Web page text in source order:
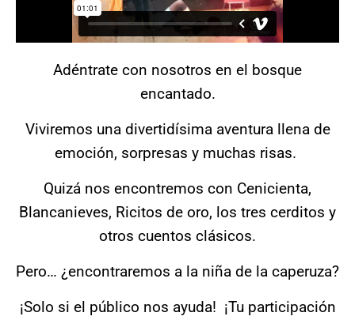
Adéntrate con nosotros en el bosque
encantado.
Viviremos una divertidísima aventura llena de
emoción, sorpresas y muchas risas.
Quizá nos encontremos con Cenicienta,
Blancanieves, Ricitos de oro, los tres cerditos y
otros cuentos clásicos.
Pero… ¿encontraremos a la niña de la caperuza?
¡Solo si el público nos ayuda! ¡Tu participación